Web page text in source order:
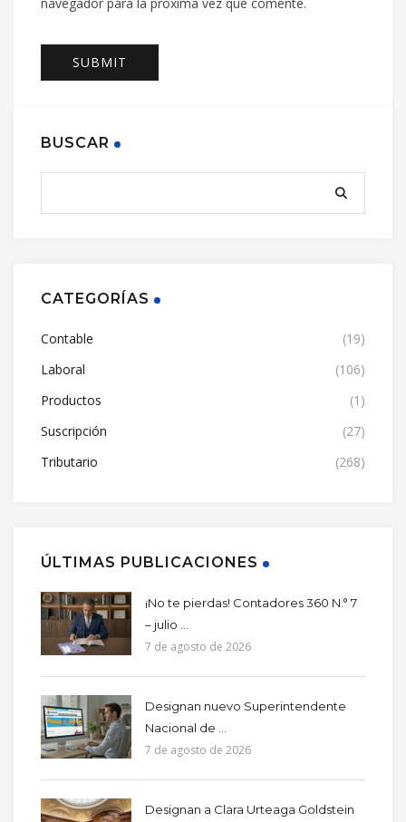
BUSCAR
CATEGORÍAS
Contable
(19)
Laboral
(106)
Productos
(1)
Suscripción
(27)
Tributario
(268)
ÚLTIMAS PUBLICACIONES
¡No te pierdas! Contadores 360 N.° 7
– julio ...
7 de agosto de 2026
Designan nuevo Superintendente
Nacional de ...
7 de agosto de 2026
Designan a Clara Urteaga Goldstein